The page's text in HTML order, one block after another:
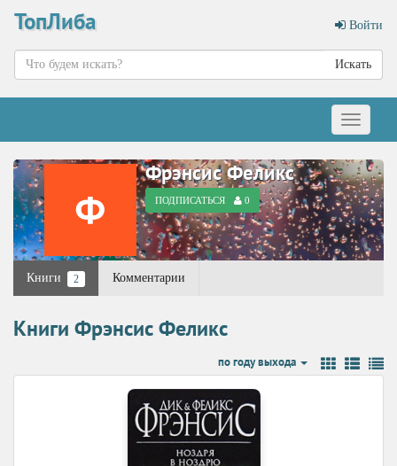
ТопЛиба Войти
Искать
Меню
Фрэнсис Феликс
ПОДПИСАТЬСЯ 0
Книги 2 Комментарии
Книги Фрэнсис Феликс
по году выхода